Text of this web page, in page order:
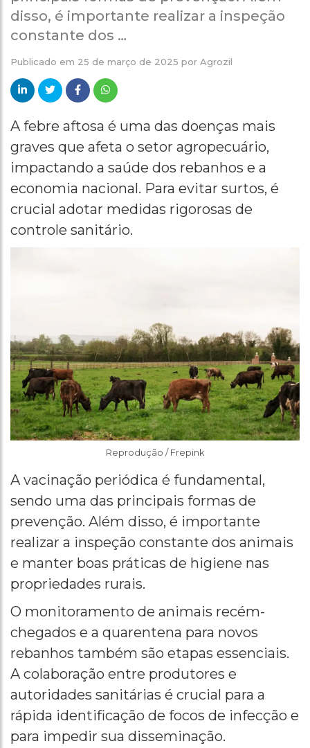
disso, é importante realizar a inspeção
constante dos …
Publicado em 25 de março de 2025 por Agrozil
A febre aftosa é uma das doenças mais
graves que afeta o setor agropecuário,
impactando a saúde dos rebanhos e a
economia nacional. Para evitar surtos, é
crucial adotar medidas rigorosas de
controle sanitário.
Reprodução / Frepink
A vacinação periódica é fundamental,
sendo uma das principais formas de
prevenção. Além disso, é importante
realizar a inspeção constante dos animais
e manter boas práticas de higiene nas
propriedades rurais.
O monitoramento de animais recém-
chegados e a quarentena para novos
rebanhos também são etapas essenciais.
A colaboração entre produtores e
autoridades sanitárias é crucial para a
rápida identificação de focos de infecção e
para impedir sua disseminação.